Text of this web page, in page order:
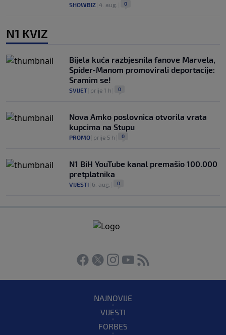
SHOWBIZ 4. aug. 0
N1 KVIZ
Bijela kuća razbjesnila fanove Marvela,
Spider-Manom promovirali deportacije:
Sramim se!
SVIJET prije 1 h 0
Nova Amko poslovnica otvorila vrata
kupcima na Stupu
PROMO prije 5 h 0
N1 BiH YouTube kanal premašio 100.000
pretplatnika
VIJESTI 6. aug. 0
NAJNOVIJE
VIJESTI
FORBES